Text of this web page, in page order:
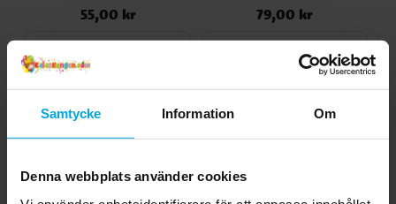
Samtycke Information Om
Denna webbplats använder cookies
Energi 1376 kJ / 327 kcal, Fett 0,0 gram
(varav mättat fett 0,0 gram), Kolhydrater
69,0 gram (varav sockerarter 0,4 gram),
Protein 0,0 gram, Salt 0,1 gram. Observera
sammansättning, ingredienser eller
näringsvärden sedan denna information
originalförpackning för de senaste
Pris:55,00 kr
55,00 kr Pris:79,00 kr
79,00 kr
Andra köpte även